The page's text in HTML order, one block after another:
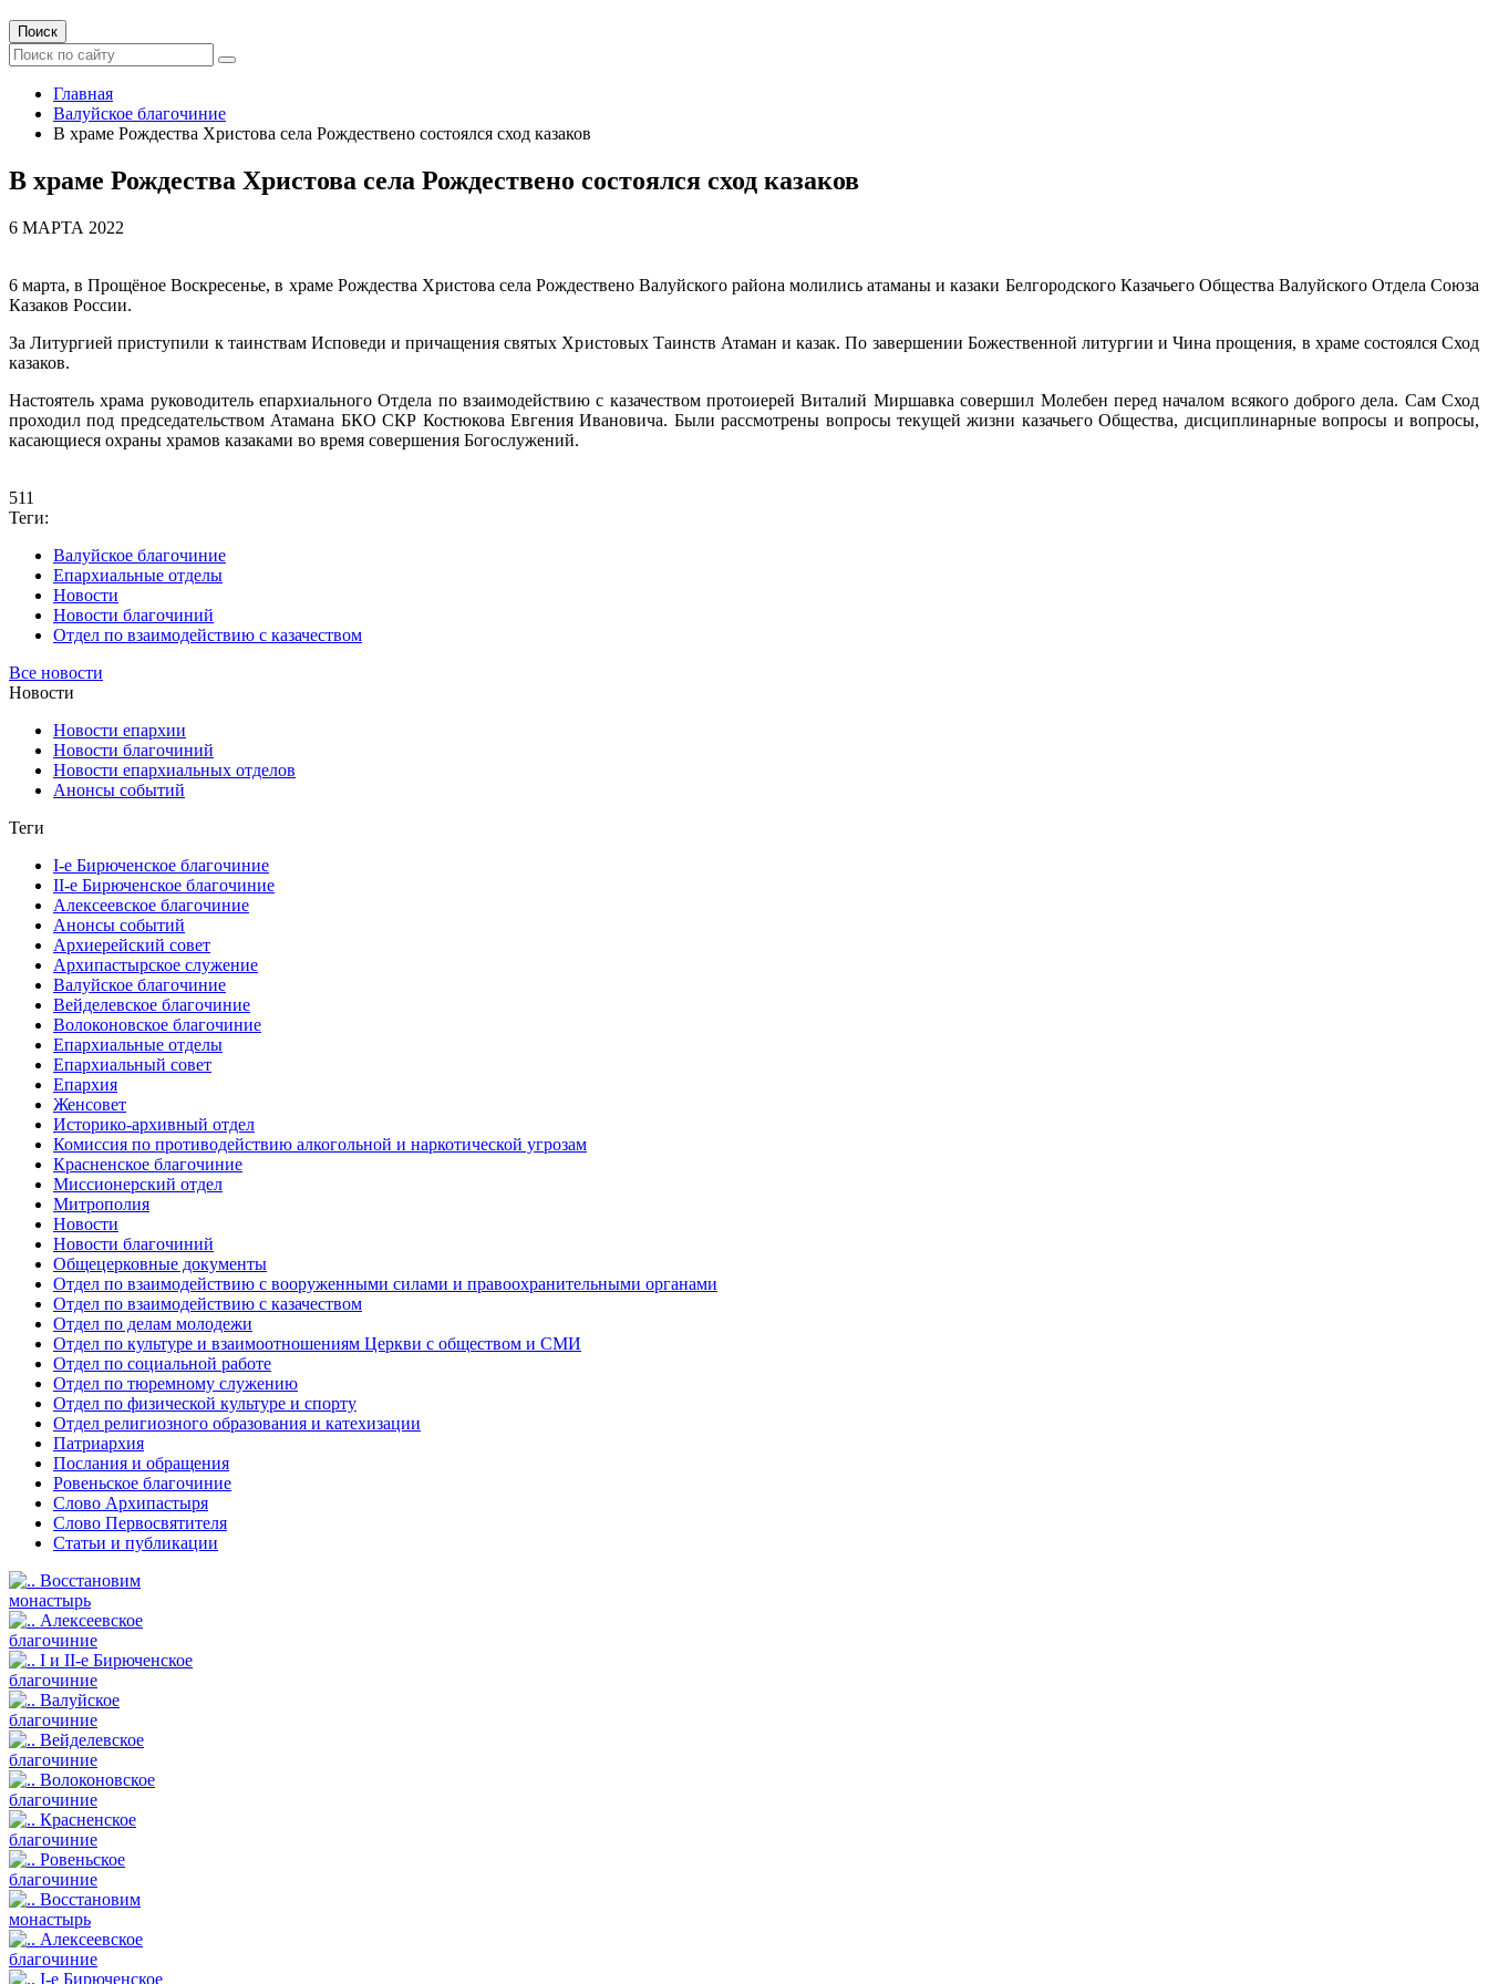
Поиск
Главная
Валуйское благочиние
В храме Рождества Христова села Рождествено состоялся сход казаков
В храме Рождества Христова села Рождествено состоялся сход казаков
6 МАРТА 2022
6 марта, в Прощёное Воскресенье, в храме Рождества Христова села Рождествено Валуйского района молились атаманы и казаки Белгородского Казачьего Общества Валуйского Отдела Союза
Казаков России.
За Литургией приступили к таинствам Исповеди и причащения святых Христовых Таинств Атаман и казак. По завершении Божественной литургии и Чина прощения, в храме состоялся Сход
казаков.
Настоятель храма руководитель епархиального Отдела по взаимодействию с казачеством протоиерей Виталий Миршавка совершил Молебен перед началом всякого доброго дела. Сам Сход
проходил под председательством Атамана БКО СКР Костюкова Евгения Ивановича. Были рассмотрены вопросы текущей жизни казачьего Общества, дисциплинарные вопросы и вопросы,
касающиеся охраны храмов казаками во время совершения Богослужений.
511
Теги:
Валуйское благочиние
Епархиальные отделы
Новости
Новости благочиний
Отдел по взаимодействию с казачеством
Все новости
Новости
Новости епархии
Новости благочиний
Новости епархиальных отделов
Анонсы событий
Теги
I-е Бирюченское благочиние
II-е Бирюченское благочиние
Алексеевское благочиние
Анонсы событий
Архиерейский совет
Архипастырское служение
Валуйское благочиние
Вейделевское благочиние
Волоконовское благочиние
Епархиальные отделы
Епархиальный совет
Епархия
Женсовет
Историко-архивный отдел
Комиссия по противодействию алкогольной и наркотической угрозам
Красненское благочиние
Миссионерский отдел
Митрополия
Новости
Новости благочиний
Общецерковные документы
Отдел по взаимодействию с вооруженными силами и правоохранительными органами
Отдел по взаимодействию с казачеством
Отдел по делам молодежи
Отдел по культуре и взаимоотношениям Церкви с обществом и СМИ
Отдел по социальной работе
Отдел по тюремному служению
Отдел по физической культуре и спорту
Отдел религиозного образования и катехизации
Патриархия
Послания и обращения
Ровеньское благочиние
Слово Архипастыря
Слово Первосвятителя
Статьи и публикации
Восстановим
монастырь
Алексеевское
благочиние
I и II-е Бирюченское
благочиние
Валуйское
благочиние
Вейделевское
благочиние
Волоконовское
благочиние
Красненское
благочиние
Ровеньское
благочиние
Восстановим
монастырь
Алексеевское
благочиние
I-е Бирюченское